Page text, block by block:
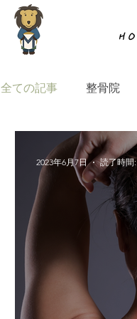
H
全ての記事 整骨院
2023年6月7日 読了時間